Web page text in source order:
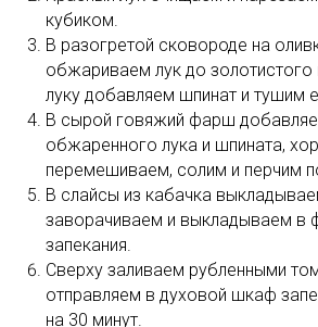
кубиком.
В разогретой сковороде на
обжариваем лук до золотистого
луку добавляем шпинат и тушим
В сырой говяжий фарш
обжаренного лука и шпината,
перемешиваем, солим и перчим
В слайсы из кабачка
заворачиваем и выкладываем в
запекания.
Сверху заливаем рубленными
отправляем в духовой шкаф
на 30 минут.